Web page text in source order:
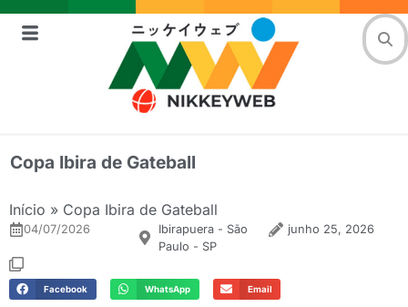
Copa Ibira de Gateball
Início » Copa Ibira de Gateball
04/07/2026
Ibirapuera - São
Paulo - SP
junho 25, 2026
Facebook WhatsApp Email